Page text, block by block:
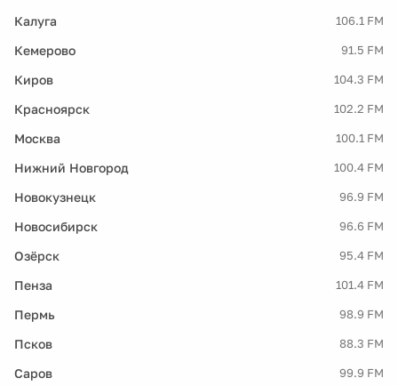
Калуга 106.1 FM
Кемерово 91.5 FM
Киров 104.3 FM
Красноярск 102.2 FM
Москва 100.1 FM
Нижний Новгород 100.4 FM
Новокузнецк 96.9 FM
Новосибирск 96.6 FM
Озёрск 95.4 FM
Пенза 101.4 FM
Пермь 98.9 FM
Псков 88.3 FM
Саров 99.9 FM